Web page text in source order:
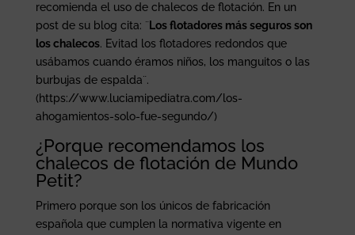
recomienda el uso de chalecos de flotación. En un
post de su blog cita: ¨ Los flotadores más seguros son
los chalecos. Evitad los flotadores redondos que
usábamos cuando éramos niños, los manguitos o las
burbujas de espalda¨.
(https://www.luciamipediatra.com/los-
ahogamientos-solo-fue-segundo/)
¿Porque recomendamos los
chalecos de flotación de Mundo
Petit?
Primero porque son los únicos de fabricación
española que cumplen la normativa vigente en